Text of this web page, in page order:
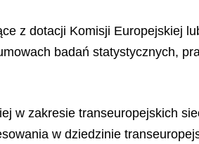
z dotacji Komisji Europejskiej
badań statystycznych,
w zakresie transeuropejskich
w dziedzinie